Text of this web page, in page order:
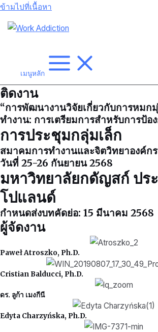
ข้ามไปที่เนื้อหา
เมนูหลัก
ติดงาน
“การพัฒนางานวิจัยเกี่ยวกับการหมก
ทำงาน: การเตรียมการสำหรับการป้อ
การประชุมกลุ่มเล็ก
สมาคมการทำงานและจิตวิทยาองค์ก
วันที่ 25-26 กันยายน 2568
มหาวิทยาลัยกดัญสก์ ปร
โปแลนด์
กำหนดส่งบทคัดย่อ: 15 มีนาคม 2568
ผู้จัดงาน
Paweł Atroszko, Ph.D.
Cristian Balducci, Ph.D.
ดร. ลูก้า เมงกีนี
Edyta Charzyńska, Ph.D.